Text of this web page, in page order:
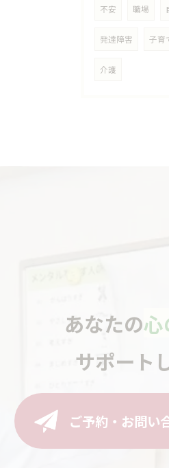
不安 職場
発達障害 子育
介護
あなたの
サポート
ご予約・お問い